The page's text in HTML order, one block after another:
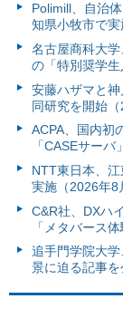
Polimill、自治
知県小牧市で実
名古屋商科大
の「特別奨学生
安藤ハザマと
同研究を開始（
ACPA、国内初
「CASEサー
NTT東日本、
実施（2026年8
C&R社、DXハ
「メタバース
追手門学院大
景に迫る記事を